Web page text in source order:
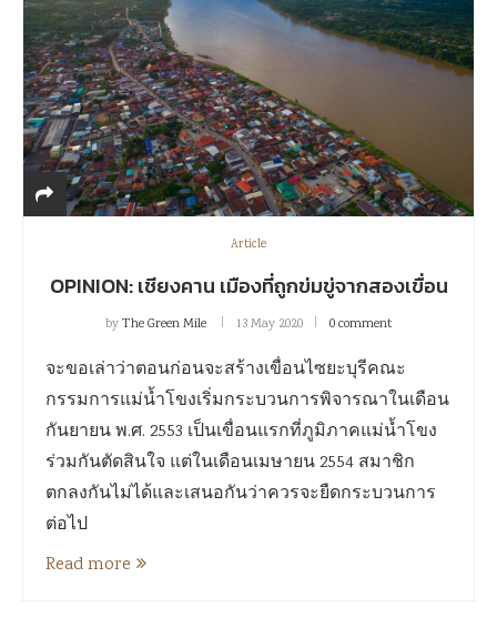
Article
OPINION: เชียงคาน เมืองที่ถูกข่มขู่จากสองเขื่อน
byThe Green Mile 13 May 2020 0 comment
จะขอเล่าว่าตอนก่อนจะสร้างเขื่อนไซยะบุรีคณะ
กรรมการแม่น้ำโขงเริ่มกระบวนการพิจารณาในเดือน
กันยายน พ.ศ. 2553 เป็นเขื่อนแรกที่ภูมิภาคแม่น้ำโขง
ร่วมกันตัดสินใจ แต่ในเดือนเมษายน 2554 สมาชิก
ตกลงกันไม่ได้และเสนอกันว่าควรจะยืดกระบวนการ
ต่อไป
Read more